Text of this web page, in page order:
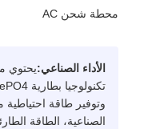
محطة شحن AC
الأداء الصناعي:يحتوي
وتوفير طاقة احتياطية
الصناعية، الطاقة